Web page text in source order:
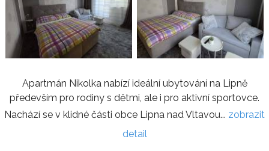
Apartmán Nikolka nabízí ideální ubytování na Lipně
především pro rodiny s dětmi, ale i pro aktivní sportovce.
Nachází se v klidné části obce Lipna nad Vltavou... zobrazit
detail